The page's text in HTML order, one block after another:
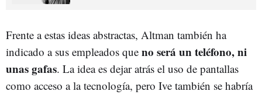
Frente a estas ideas abstractas, Altman también ha
indicado a sus empleados que no será un teléfono, ni
unas gafas. La idea es dejar atrás el uso de pantallas
como acceso a la tecnología, pero Ive también se habría